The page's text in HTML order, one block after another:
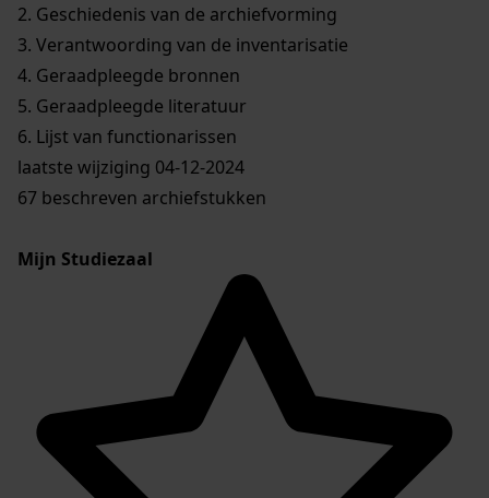
2. Geschiedenis van de archiefvorming
3. Verantwoording van de inventarisatie
4. Geraadpleegde bronnen
5. Geraadpleegde literatuur
6. Lijst van functionarissen
laatste wijziging 04-12-2024
67 beschreven archiefstukken
Mijn Studiezaal